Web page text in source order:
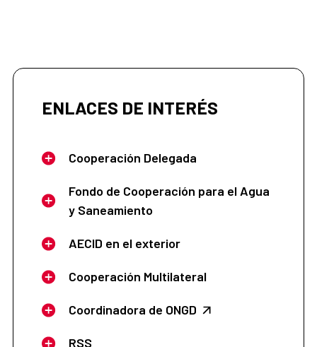
ENLACES DE INTERÉS
Cooperación Delegada
Fondo de Cooperación para el Agua
y Saneamiento
AECID en el exterior
Cooperación Multilateral
Coordinadora de ONGD
RSS